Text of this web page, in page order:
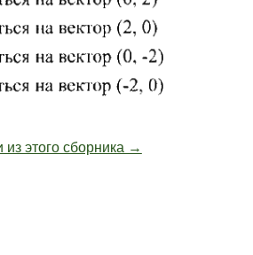
из этого сборника →